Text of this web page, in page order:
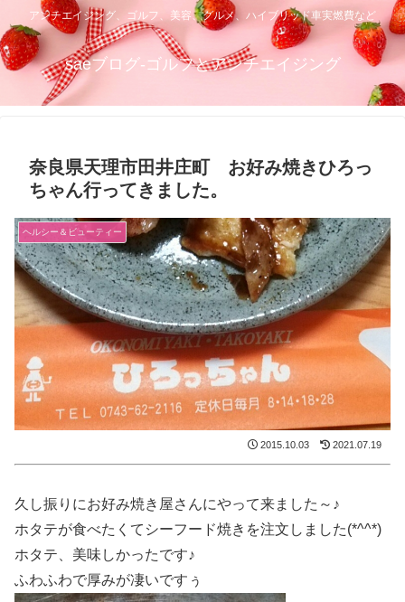
アンチエイジング、ゴルフ、美容、グルメ、ハイブリッド車実燃費など
saeブログ-ゴルフとアンチエイジング
奈良県天理市田井庄町 お好み焼きひろっ
ちゃん行ってきました。
ヘルシー＆ビューティー
2015.10.03 2021.07.19
久し振りにお好み焼き屋さんにやって来ました～♪
ホタテが食べたくてシーフード焼きを注文しました(*^^*)
ホタテ、美味しかったです♪
ふわふわで厚みが凄いですぅ